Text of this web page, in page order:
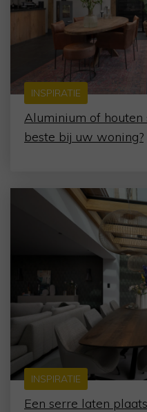
INSPIRATIE
Aluminium of
beste bij uw woning?
INSPIRATIE
Een serre laten